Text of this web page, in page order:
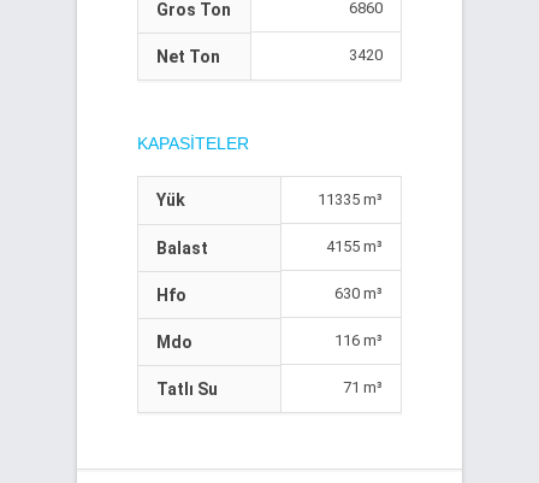
Gros Ton 6860
Net Ton 3420
KAPASITELER
Yük 11335 m³
Balast 4155 m³
Hfo 630 m³
Mdo 116 m³
Tatlı Su 71 m³